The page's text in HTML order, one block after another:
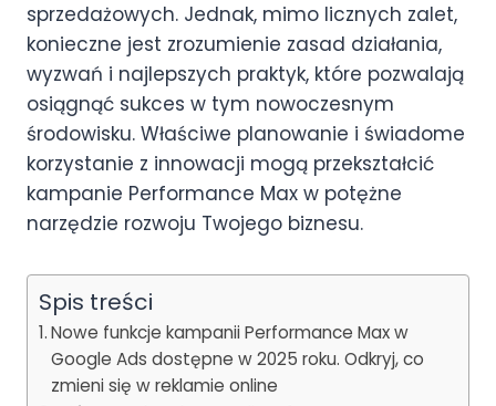
sprzedażowych. Jednak, mimo licznych zalet,
konieczne jest zrozumienie zasad działania,
wyzwań i najlepszych praktyk, które pozwalają
osiągnąć sukces w tym nowoczesnym
środowisku. Właściwe planowanie i świadome
korzystanie z innowacji mogą przekształcić
kampanie Performance Max w potężne
narzędzie rozwoju Twojego biznesu.
Spis treści
Nowe funkcje kampanii Performance Max w
Google Ads dostępne w 2025 roku. Odkryj, co
zmieni się w reklamie online